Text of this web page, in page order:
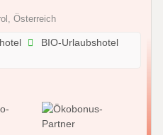
Österreich
BIO-Urlaubshotel